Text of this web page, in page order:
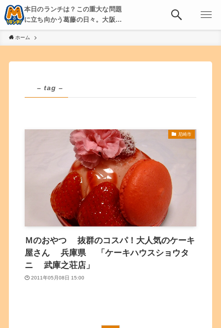
本日のランチは？この重大な問題
に立ち向かう葛藤の日々。大阪・
京都・神戸を中心とした食べ歩
き、飲み歩きを綴る。
ホーム
– tag –
尼崎市
Ｍのおやつ 抜群のコスパ！大人気のケーキ
屋さん 兵庫県 「ケーキハウスショウタ
ニ 武庫之荘店」
2011年05月08日 15:00